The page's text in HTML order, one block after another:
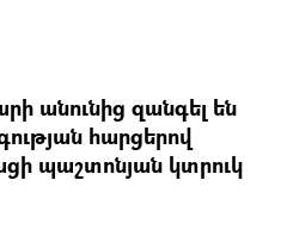
անունից զանգել են
հարցերով
պաշտոնյան կտրուկ